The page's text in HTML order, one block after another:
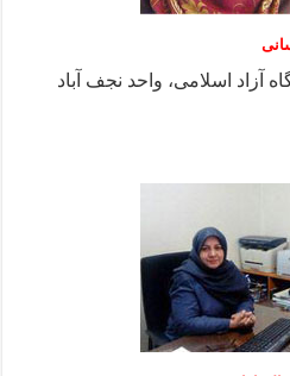
آزاد اسلامی، واحد نجف آباد